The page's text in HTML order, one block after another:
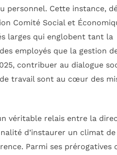
personnel. Cette instance,
Comité Social et
larges qui englobent tant la
employés que la gestion
contribuer au dialogue
travail sont au cœur des
véritable relais entre la
d’instaurer un climat de
Parmi ses prérogatives